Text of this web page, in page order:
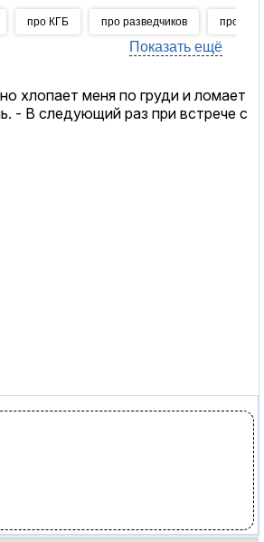
про КГБ про разведчиков про
Показать ещё
хлопает меня по груди и ломает
- В следующий раз при встрече с